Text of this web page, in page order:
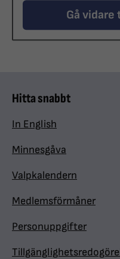
Gå
Hitta snabbt
In English
Minnesgåva
Valpkalendern
Medlemsförmåner
Personuppgifter